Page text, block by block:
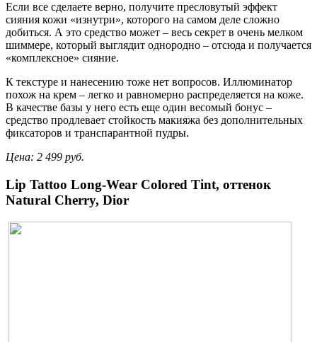
Если все сделаете верно, получите пресловутый эффект
сияния кожи «изнутри», которого на самом деле сложно
добиться. А это средство может – весь секрет в очень мелком
шиммере, который выглядит однородно – отсюда и получается
«комплексное» сияние.
К текстуре и нанесению тоже нет вопросов. Иллюминатор
похож на крем – легко и равномерно распределяется на коже.
В качестве базы у него есть еще один весомый бонус –
средство продлевает стойкость макияжа без дополнительных
фиксаторов и транспарантной пудры.
Цена: 2 499 руб.
Lip Tattoo Long-Wear Colored Tint, оттенок
Natural Cherry, Dior